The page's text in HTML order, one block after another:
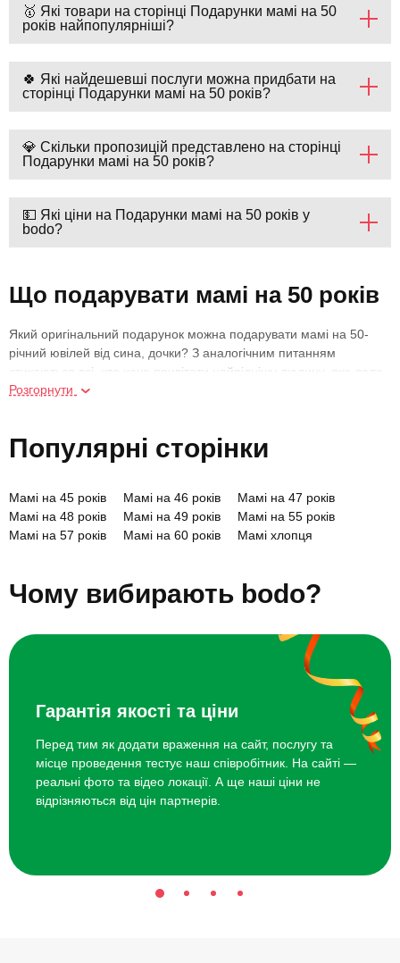
🥇 Які товари на сторінці Подарунки мамі на 50
років найпопулярніші?
🍀 Які найдешевші послуги можна придбати на
сторінці Подарунки мамі на 50 років?
💎 Скільки пропозицій представлено на сторінці
Подарунки мамі на 50 років?
💵 Які ціни на Подарунки мамі на 50 років у
bodo?
Що подарувати мамі на 50 років
Який оригінальний подарунок можна подарувати мамі на 50-
річний ювілей від сина, дочки? З аналогічним питанням
стикаються всі, хто хоче привітати найріднішу людину, яка дала
життя і на кожному її етапі грає роль порадника, помічника,
відповідально, але водночас з натяком на те, що її доля — не
каструлі та сковорідки на кухні, а яскраве життя, сповнене
добрий подарунок сучасній матері, мамі чоловіка на 50 років із
задоволенням допоможе сайт bodo. У нас величезний каталог
неповторних рішень для жінок будь-якого віку, наші
цікавим і нестандартним.
Оригінальні ідеї подарунків мамі
на 50 років
Балійський традиційний масаж.
Сімейна фотосесія.
Джаз-вечір.
Вечеря у м'ясному ресторані.
Створення картини з епоксидної смоли.
Розгорнути
Популярні сторінки
Мамі на 45 років Мамі на 46 років
Мамі на 47 років
Мамі на 48 років
Мамі на 49 років
Мамі на 55 років
Мамі на 57 років
Мамі на 60 років
Мамі хлопця
Чому вибирають bodo?
Гарантія якості та ціни
Перед тим як додати враження на сайт, послугу та
місце проведення тестує наш співробітник. На сайті —
реальні фото та відео локації. А ще наші ціни не
відрізняються від цін партнерів.